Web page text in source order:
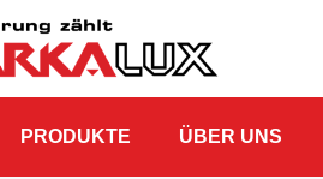
PRODUKTE ÜBER UNS